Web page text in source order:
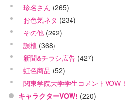
珍名さん (265)
お色気ネタ (234)
その他 (262)
誤植 (368)
新聞&チラシ広告 (427)
虹色商品 (52)
関東学院大学学生コメントVOW！
キャラクターVOW! (220)